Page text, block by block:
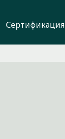
Сертификация